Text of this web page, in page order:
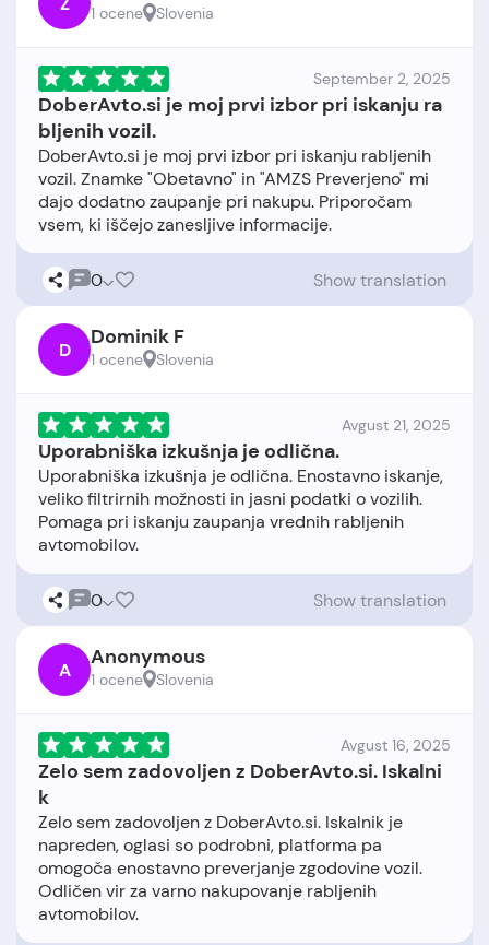
1 ocene Slovenia
September 2, 2025
DoberAvto.si je moj prvi izbor pri iskanju ra
bljenih vozil.
DoberAvto.si je moj prvi izbor pri iskanju rabljenih
vozil. Znamke "Obetavno" in "AMZS Preverjeno" mi
dajo dodatno zaupanje pri nakupu. Priporočam
0 Show translation
D Dominik F
1 ocene Slovenia
Avgust 21, 2025
Uporabniška izkušnja je odlična.
Uporabniška izkušnja je odlična. Enostavno iskanje,
veliko filtrirnih možnosti in jasni podatki o vozilih.
Pomaga pri iskanju zaupanja vrednih rabljenih
0 Show translation
A Anonymous
1 ocene Slovenia
Avgust 16, 2025
Zelo sem zadovoljen z DoberAvto.si. Iskalni
k
Zelo sem zadovoljen z DoberAvto.si. Iskalnik je
napreden, oglasi so podrobni, platforma pa
omogoča enostavno preverjanje zgodovine vozil.
Odličen vir za varno nakupovanje rabljenih